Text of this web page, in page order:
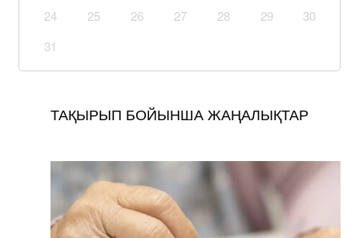
24
25 26 27 28 29
30
31
ТАҚЫРЫП БОЙЫНША ЖАҢАЛЫҚТАР